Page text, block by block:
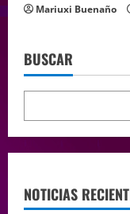
Mariuxi Buenaño
BUSCAR
NOTICIAS